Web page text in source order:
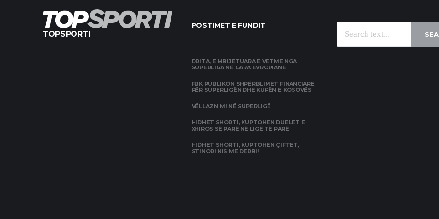
TOPSPORTI
POSTIMET E FUNDIT
DRITA, E MBIJETUARA E VETME NGA
SUPERLIGA NË GARA EVROPIANE
FBK PUBLIKON SHPËRBLIMET FINANCIARE
PËR SUPERLIGËN DHE KUPËN E KOSOVËS
VËLLAZNIMI NË SUPERLIGË
HIDHET SHORTI, KUPTOHEN DUELET E
XHIROS SË PARË NË LIGË TË PARË
HIDHET SHORTI, KUPTOHEN ÇIFTET,
STINORI NIS ME DERBI!